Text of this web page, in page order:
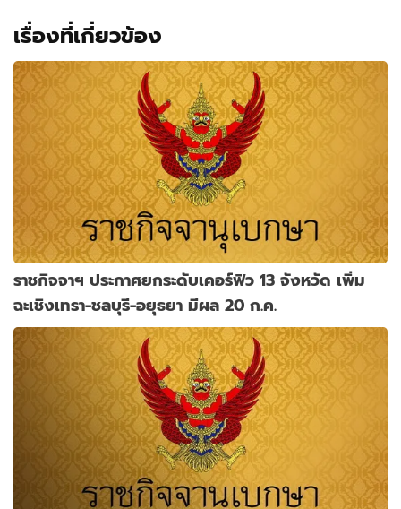
เรื่องที่เกี่ยวข้อง
ราชกิจจาฯ ประกาศยกระดับเคอร์ฟิว 13 จังหวัด เพิ่ม
ฉะเชิงเทรา-ชลบุรี-อยุธยา มีผล 20 ก.ค.